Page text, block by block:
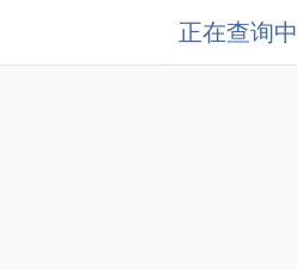
正在查询中